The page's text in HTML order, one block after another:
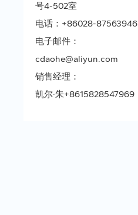
号4-502室
电话： +86028-87563946
电子邮件：
cdaohe@aliyun.com
销售经理：
凯尔·朱+8615828547969